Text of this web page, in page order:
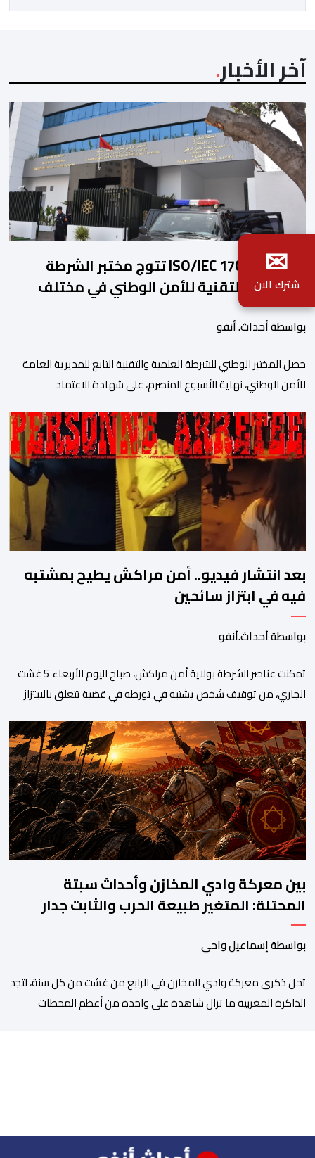
أن لاعبات […]
آخر الأخبار
شهادة ISO/IEC 17025 تتوج مختبر الشرطة
العلمية والتقنية للأمن الوطني في مختلف
الخبرات الجنائية
بواسطة أحداث. أنفو
حصل المختبر الوطني للشرطة العلمية والتقنية التابع للمديرية العامة
للأمن الوطني، نهاية الأسبوع المنصرم، على شهادة الاعتماد
مختلف التخصصات والخبرات الشرعية، بما فيها فروع البيولوجيا والكيمياء،
وتدقيق وفحص الوثائق، والحرائق والمتفجرات، وكذا الآثار الرقمية
والمخدرات والمواد السمومية.وكانت المنظمة الأمريكية للاعتماد
والتقييس ″The ANSI National Accreditation Board″، المختصة […]
بعد انتشار فيديو.. أمن مراكش يطيح بمشتبه
فيه في ابتزاز سائحين
بواسطة أحداث.أنفو
تمكنت عناصر الشرطة بولاية أمن مراكش، صباح اليوم الأربعاء 5 غشت
الجاري، من توقيف شخص يشتبه في تورطه في قضية تتعلق بالابتزاز
سائحين أجنبيين للابتزاز بالمدينة العتيقة بمراكش، وطالبهما بمبلغ مالي
غير مستحق بدعوى ممارسة نشاط مرتبط بالإرشاد السياحي بدون
رخصة، وهي الأفعال الإجرامية التي […]
بين معركة وادي المخازن وأحداث سبتة
المحتلة: المتغير طبيعة الحرب والثابت جدار
الصد الوطني
بواسطة إسماعيل واحي
تحل ذكرى معركة وادي المخازن في الرابع من غشت من كل سنة، لتجد
الذاكرة المغربية ما تزال شاهدة على واحدة من أعظم المحطات
✉
شترك الآن